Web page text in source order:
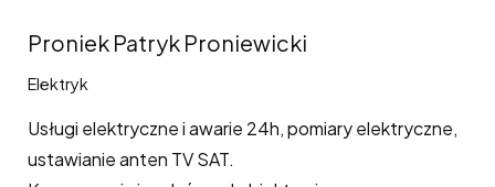
Proniek Patryk Proniewicki
Elektryk
Usługi elektryczne i awarie 24h, pomiary elektryczne,
ustawianie anten TV SAT.